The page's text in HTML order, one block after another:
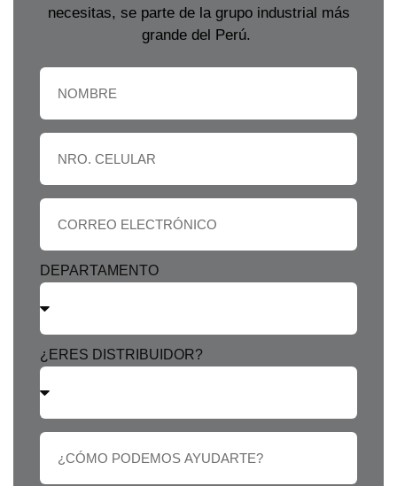
necesitas, se parte de la grupo industrial más
grande del Perú.
DEPARTAMENTO
¿ERES DISTRIBUIDOR?